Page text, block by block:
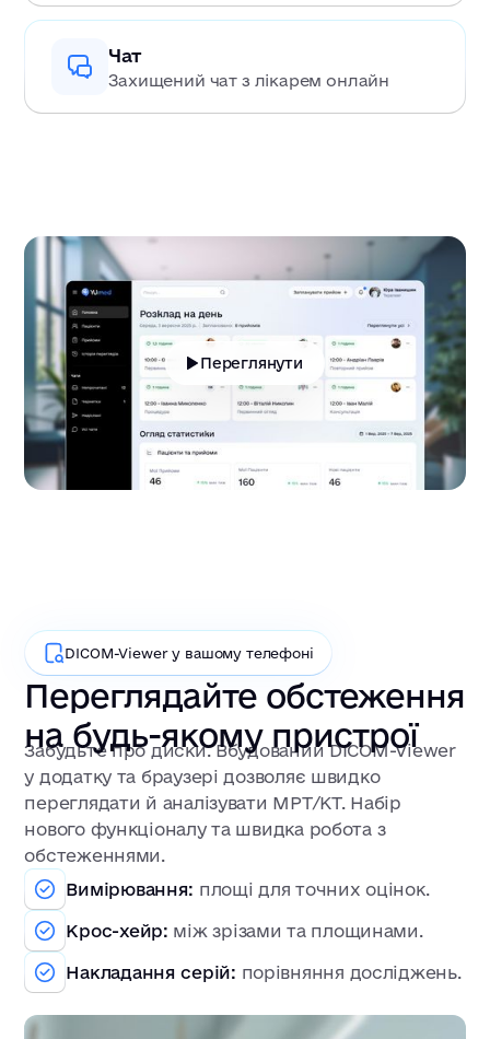
Чат
Захищений чат з лікарем онлайн
Переглянути
DICOM-Viewer у вашому телефоні
Переглядайте обстеження
на будь-якому пристрої
Забудьте про диски. Вбудований DICOM-Viewer
у додатку та браузері дозволяє швидко
переглядати й аналізувати МРТ/КТ. Набір
нового функціоналу та швидка робота з
обстеженнями.
Вимірювання: площі для точних оцінок.
Крос-хейр: між зрізами та площинами.
Накладання серій: порівняння досліджень.